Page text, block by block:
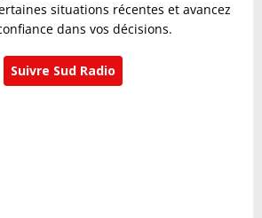
situations récentes et avancez
dans vos décisions.
Suivre Sud Radio